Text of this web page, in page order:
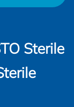
Sterile